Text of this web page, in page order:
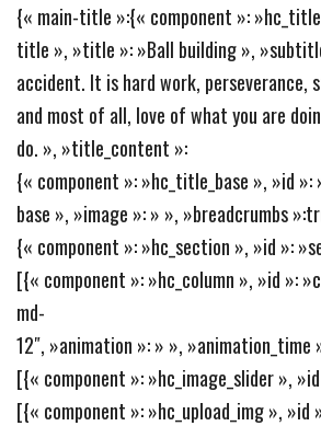
{« main-title »:{« component »:
title », »title »: »Ball building »,
accident. It is hard work, perseverance,
and most of all, love of what you are
do. », »title_content »:
{« component »: »hc_title_base », »id
base », »image »: » », »breadcrumbs
{« component »: »hc_section », »id »:
[{« component »: »hc_column », »id »:
md-
12″, »animation »: » »,
[{« component »: »hc_image_slider »,
[{« component »: »hc_upload_img »,